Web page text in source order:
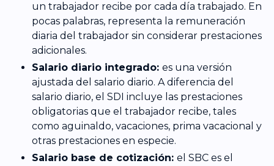
un trabajador recibe por cada día trabajado. En
pocas palabras, representa la remuneración
diaria del trabajador sin considerar prestaciones
adicionales.
Salario diario integrado: es una versión
ajustada del salario diario. A diferencia del
salario diario, el SDI incluye las prestaciones
obligatorias que el trabajador recibe, tales
como aguinaldo, vacaciones, prima vacacional y
otras prestaciones en especie.
Salario base de cotización: el SBC es el